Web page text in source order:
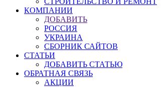
КОМПАНИИ
ДОБАВИТЬ
РОССИЯ
УКРАИНА
СБОРНИК САЙТОВ
СТАТЬИ
ДОБАВИТЬ СТАТЬЮ
ОБРАТНАЯ СВЯЗЬ
АКЦИИ